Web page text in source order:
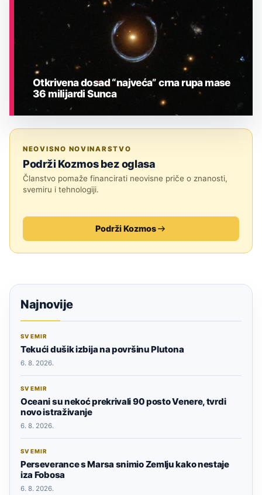
Otkrivena dosad “najveća” crna rupa mase
36 milijardi Sunca
NEOVISNO NOVINARSTVO
Podrži Kozmos bez oglasa
Članstvo pomaže financirati neovisne priče o znanosti,
svemiru i tehnologiji.
Podrži Kozmos
Najnovije
SVEMIR
Tekući dušik izbija na površinu Plutona
6. 8. 2026.
SVEMIR
Oceani su nekoć prekrivali 90 posto Venere, tvrdi
novo istraživanje
6. 8. 2026.
SVEMIR
Perseverance s Marsa snimio Zemlju kako nestaje
iza Fobosa
6. 8. 2026.